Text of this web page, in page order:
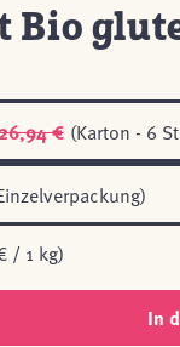
Bio
€ (Karton - 6
/ 1 kg)
In